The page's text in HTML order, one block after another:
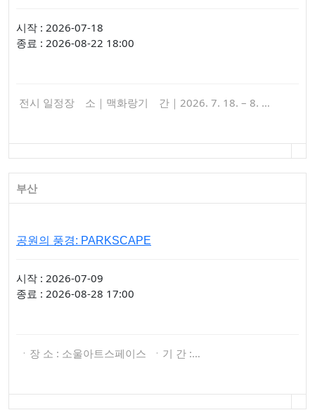
시작 : 2026-07-18
종료 : 2026-08-22 18:00
전시 일정장 소｜맥화랑기 간｜2026. 7. 18. – 8. …
부산
공원의 풍경: PARKSCAPE
시작 : 2026-07-09
종료 : 2026-08-28 17:00
ㆍ장 소 : 소울아트스페이스 ㆍ기 간 :…